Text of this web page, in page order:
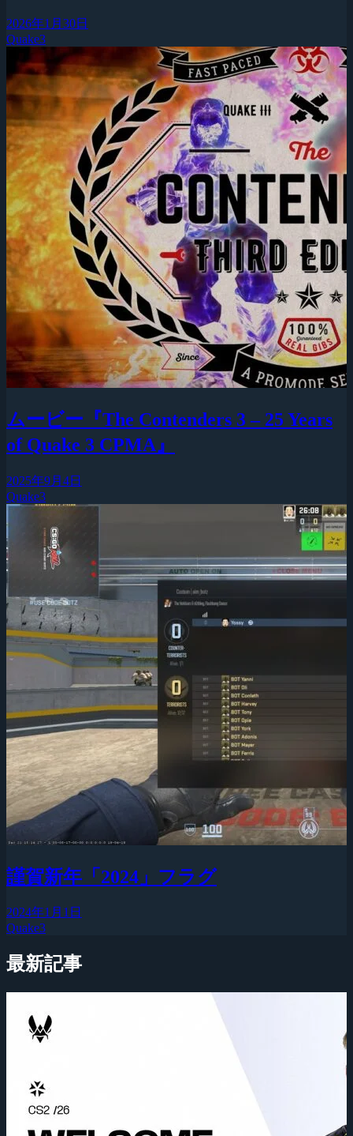
2026年1月30日
Quake3
ムービー『The Contenders 3 – 25 Years
of Quake 3 CPMA』
2025年9月4日
Quake3
謹賀新年「2024」フラグ
2024年1月1日
Quake3
最新記事